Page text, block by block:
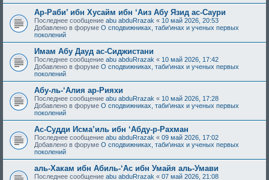
Ар-Раби’ ибн Хусайм ибн ‘Аиз Абу Язид ас-Саури
Последнее сообщение abu abduRrazak « 10 май 2026, 20:53
Добавлено в форуме О сподвижниках, таби'инах и ученых первых
поколений
Имам Абу Дауд ас-Сиджистани
Последнее сообщение abu abduRrazak « 10 май 2026, 17:42
Добавлено в форуме О сподвижниках, таби'инах и ученых первых
поколений
Абу-ль-‘Алия ар-Рияхи
Последнее сообщение abu abduRrazak « 10 май 2026, 17:28
Добавлено в форуме О сподвижниках, таби'инах и ученых первых
поколений
Ас-Судди Исма’иль ибн ‘Абду-р-Рахман
Последнее сообщение abu abduRrazak « 09 май 2026, 17:02
Добавлено в форуме О сподвижниках, таби'инах и ученых первых
поколений
аль-Хакам ибн Абиль-‘Ас ибн Умайя аль-Умави
Последнее сообщение abu abduRrazak « 07 май 2026, 21:08